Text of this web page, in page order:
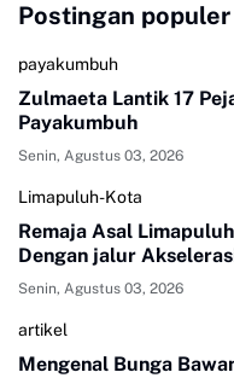
Postingan populer
payakumbuh
Zulmaeta Lantik 17
Payakumbuh
Senin, Agustus 03, 2026
Limapuluh-Kota
Remaja Asal
Dengan jalur
Senin, Agustus 03, 2026
artikel
Mengenal Bunga